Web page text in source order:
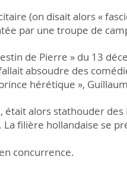
(on disait alors «
par une troupe de
de Pierre » du 13
absoudre des
hérétique »,
alors stathouder
filière hollandaise se
concurrence.